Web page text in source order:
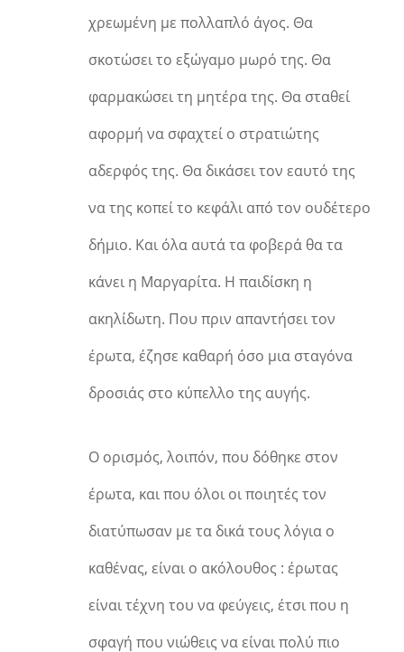
χρεωμένη με πολλαπλό άγος. Θα
σκοτώσει το εξώγαμο μωρό της. Θα
φαρμακώσει τη μητέρα της. Θα σταθεί
αφορμή να σφαχτεί ο στρατιώτης
αδερφός της. Θα δικάσει τον εαυτό της
να της κοπεί το κεφάλι από τον ουδέτερο
δήμιο. Και όλα αυτά τα φοβερά θα τα
κάνει η Μαργαρίτα. Η παιδίσκη η
ακηλίδωτη. Που πριν απαντήσει τον
έρωτα, έζησε καθαρή όσο μια σταγόνα
δροσιάς στο κύπελλο της αυγής.
Ο ορισμός, λοιπόν, που δόθηκε στον
έρωτα, και που όλοι οι ποιητές τον
διατύπωσαν με τα δικά τους λόγια ο
καθένας, είναι ο ακόλουθος : έρωτας
είναι τέχνη του να φεύγεις, έτσι που η
σφαγή που νιώθεις να είναι πολύ πιο